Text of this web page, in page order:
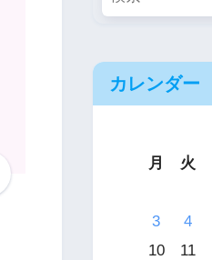
カレンダー
月
火
3
4
10
11